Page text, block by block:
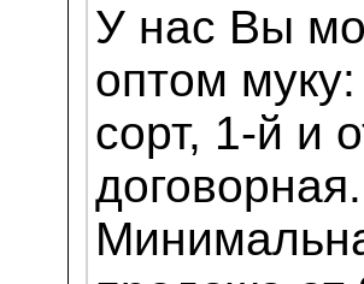
У нас Вы
оптом
сорт, 1-й и
договорная.